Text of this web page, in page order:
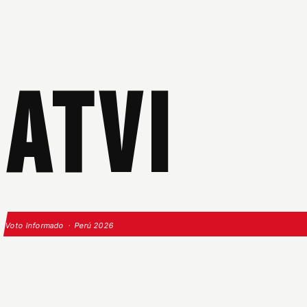
ATVI
Voto Informado · Perú 2026